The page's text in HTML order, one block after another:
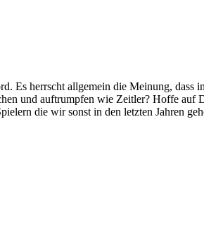
herrscht allgemein die Meinung, dass
und auftrumpfen wie Zeitler? Hoffe
die wir sonst in den letzten Jahren